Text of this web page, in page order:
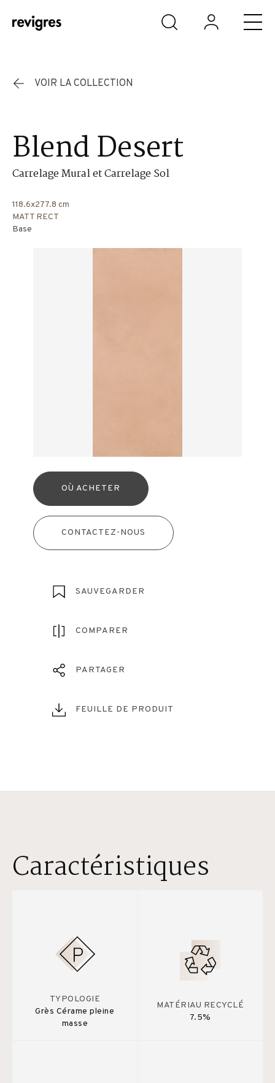
Aller au contenu principal
VOIR LA COLLECTION
Blend Desert
Carrelage Mural et Carrelage Sol
118.6x277.8 cm
MATT RECT
Base
OÙ ACHETER
CONTACTEZ-NOUS
SAUVEGARDER
COMPARER
PARTAGER
FEUILLE DE PRODUIT
Caractéristiques
TYPOLOGIE
Grès Cérame pleine
masse
MATÉRIAU RECYCLÉ
7.5%